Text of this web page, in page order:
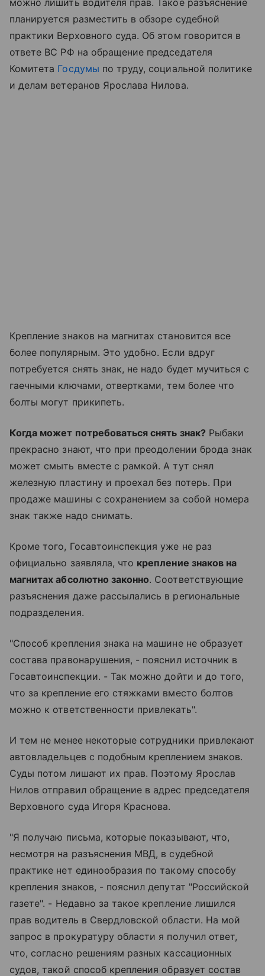
планируется разместить в обзоре судебной
практики Верховного суда. Об этом говорится в
ответе ВС РФ на обращение председателя
Комитета Госдумы по труду, социальной политике
и делам ветеранов Ярослава Нилова.
Крепление знаков на магнитах становится все
более популярным. Это удобно. Если вдруг
потребуется снять знак, не надо будет мучиться с
гаечными ключами, отвертками, тем более что
болты могут прикипеть.
Когда может потребоваться снять знак?Рыбаки
прекрасно знают, что при преодолении брода знак
может смыть вместе с рамкой. А тут снял
железную пластину и проехал без потерь. При
продаже машины с сохранением за собой номера
знак также надо снимать.
Кроме того, Госавтоинспекция уже не раз
официально заявляла, что крепление знаков на
магнитах абсолютно законно. Соответствующие
разъяснения даже рассылались в региональные
подразделения.
"Способ крепления знака на машине не образует
состава правонарушения, - пояснил источник в
Госавтоинспекции. - Так можно дойти и до того,
что за крепление его стяжками вместо болтов
можно к ответственности привлекать".
И тем не менее некоторые сотрудники привлекают
автовладельцев с подобным креплением знаков.
Суды потом лишают их прав. Поэтому Ярослав
Нилов отправил обращение в адрес председателя
Верховного суда Игоря Краснова.
"Я получаю письма, которые показывают, что,
несмотря на разъяснения МВД, в судебной
практике нет единообразия по такому способу
крепления знаков, - пояснил депутат "Российской
газете". - Недавно за такое крепление лишился
прав водитель в Свердловской области. На мой
запрос в прокуратуру области я получил ответ,
что, согласно решениям разных кассационных
судов, такой способ крепления образует состав